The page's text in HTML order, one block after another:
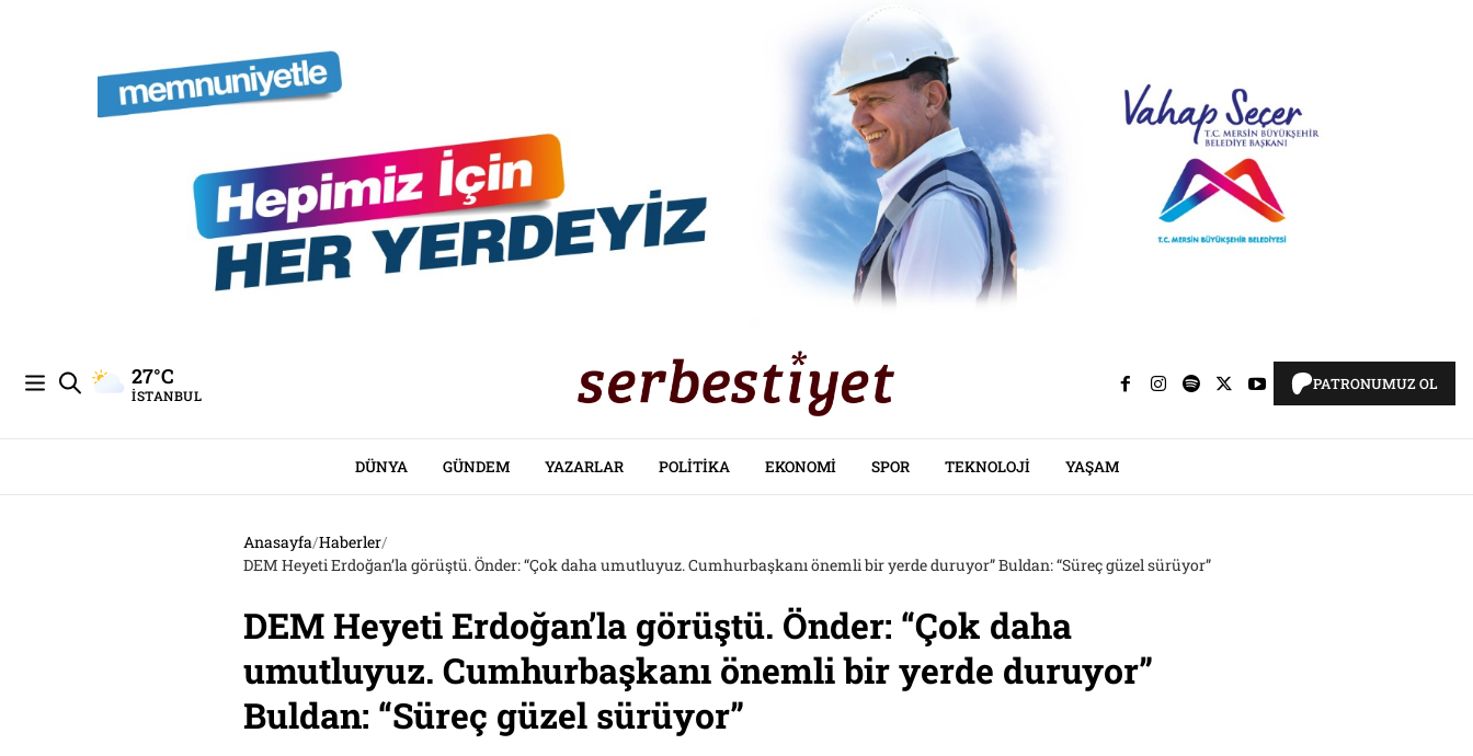
27°C
İSTANBUL
PATRONUMUZ OL
DÜNYA GÜNDEM YAZARLAR POLITIKA EKONOMI SPOR TEKNOLOJI YAŞAM
Anasayfa/Haberler/
DEM Heyeti Erdoğan’la görüştü. Önder: “Çok daha umutluyuz. Cumhurbaşkanı önemli bir yerde duruyor” Buldan: “Süreç güzel sürüyor”
DEM Heyeti Erdoğan’la görüştü. Önder: “Çok daha
umutluyuz. Cumhurbaşkanı önemli bir yerde duruyor”
Buldan: “Süreç güzel sürüyor”